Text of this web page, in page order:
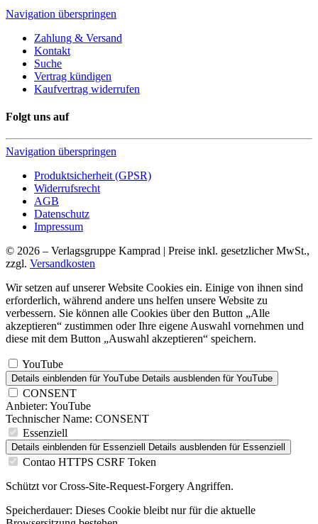
Navigation überspringen
Zahlung & Versand
Kontakt
Suche
Vertrag kündigen
Kaufvertrag widerrufen
Folgt uns auf
Navigation überspringen
Produktsicherheit (GPSR)
Widerrufsrecht
AGB
Datenschutz
Impressum
© 2026 – Verlagsgruppe Kamprad | Preise inkl. gesetzlicher MwSt.,
zzgl. Versandkosten
Wir setzen auf unserer Website Cookies ein. Einige von ihnen sind
erforderlich, während andere uns helfen unsere Website zu
verbessern. Sie können alle Cookies über den Button „Alle
akzeptieren“ zustimmen oder Ihre eigene Auswahl vornehmen und
diese mit dem Button „Auswahl akzeptieren“ speichern.
YouTube
Details einblenden für YouTube Details ausblenden für YouTube
CONSENT
Anbieter: YouTube
Technischer Name: CONSENT
Essenziell
Details einblenden für Essenziell Details ausblenden für Essenziell
Contao HTTPS CSRF Token
Schützt vor Cross-Site-Request-Forgery Angriffen.
Speicherdauer: Dieses Cookie bleibt nur für die aktuelle